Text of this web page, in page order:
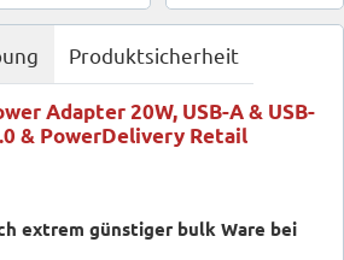
Produktsicherheit
Adapter 20W, USB-A & USB-
& PowerDelivery Retail
extrem günstiger bulk Ware bei